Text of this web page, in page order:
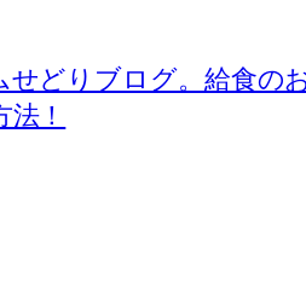
せどりブログ。給食の
！